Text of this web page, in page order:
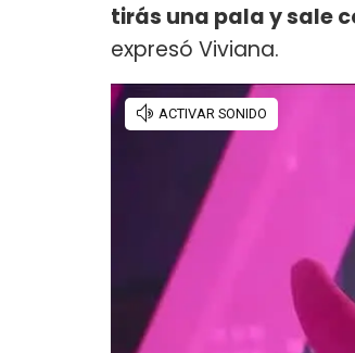
tirás una pala y sale
expresó Viviana.